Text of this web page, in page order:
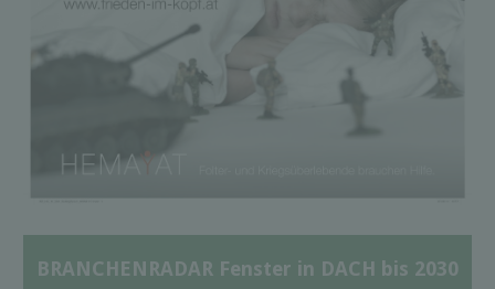
BRANCHENRADAR Fenster in DACH bis 2030